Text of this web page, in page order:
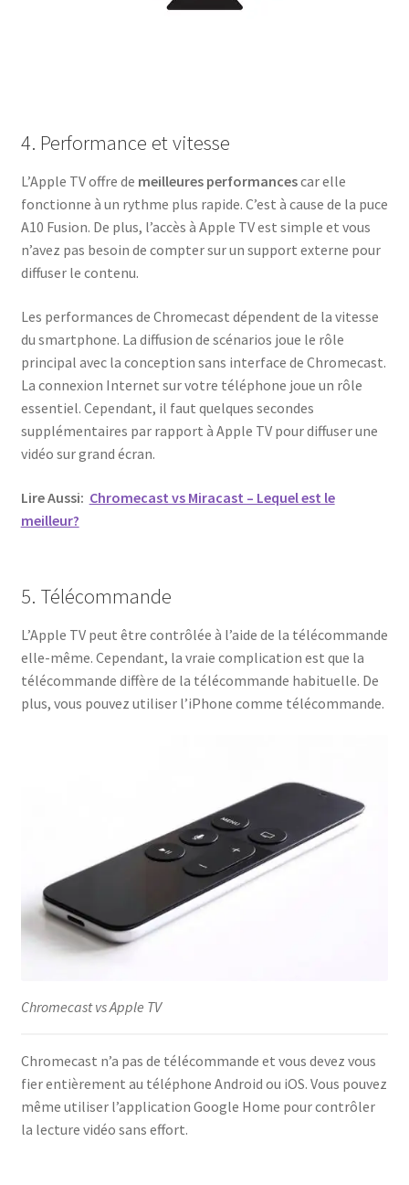
4. Performance et vitesse
L’Apple TV offre de meilleures performancescar elle
fonctionne à un rythme plus rapide. C’est à cause de la puce
A10 Fusion. De plus, l’accès à Apple TV est simple et vous
n’avez pas besoin de compter sur un support externe pour
diffuser le contenu.
Les performances de Chromecast dépendent de la vitesse
du smartphone. La diffusion de scénarios joue le rôle
principal avec la conception sans interface de Chromecast.
La connexion Internet sur votre téléphone joue un rôle
essentiel. Cependant, il faut quelques secondes
supplémentaires par rapport à Apple TV pour diffuser une
vidéo sur grand écran.
Lire Aussi: Chromecast vs Miracast – Lequel est le
meilleur?
5. Télécommande
L’Apple TV peut être contrôlée à l’aide de la télécommande
elle-même. Cependant, la vraie complication est que la
télécommande diffère de la télécommande habituelle. De
plus, vous pouvez utiliser l’iPhone comme télécommande.
Chromecast vs Apple TV
Chromecast n’a pas de télécommande et vous devez vous
fier entièrement au téléphone Android ou iOS. Vous pouvez
même utiliser l’application Google Home pour contrôler
la lecture vidéo sans effort.